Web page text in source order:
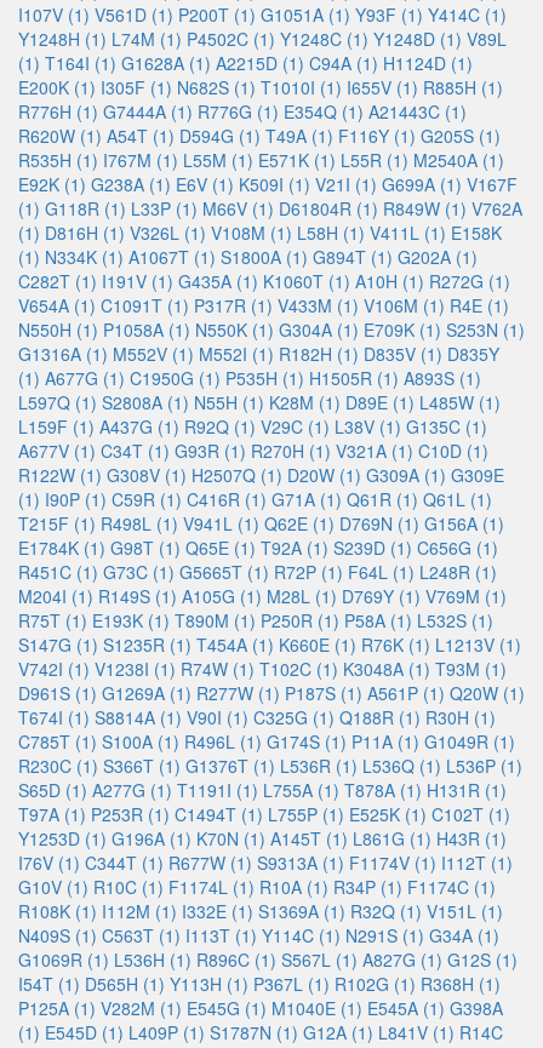
I107V (1) V561D (1) P200T (1) G1051A (1) Y93F (1) Y414C (1)
Y1248H (1) L74M (1) P4502C (1) Y1248C (1) Y1248D (1) V89L
(1) T164I (1) G1628A (1) A2215D (1) C94A (1) H1124D (1)
E200K (1) I305F (1) N682S (1) T1010I (1) I655V (1) R885H (1)
R776H (1) G7444A (1) R776G (1) E354Q (1) A21443C (1)
R620W (1) A54T (1) D594G (1) T49A (1) F116Y (1) G205S (1)
R535H (1) I767M (1) L55M (1) E571K (1) L55R (1) M2540A (1)
E92K (1) G238A (1) E6V (1) K509I (1) V21I (1) G699A (1) V167F
(1) G118R (1) L33P (1) M66V (1) D61804R (1) R849W (1) V762A
(1) D816H (1) V326L (1) V108M (1) L58H (1) V411L (1) E158K
(1) N334K (1) A1067T (1) S1800A (1) G894T (1) G202A (1)
C282T (1) I191V (1) G435A (1) K1060T (1) A10H (1) R272G (1)
V654A (1) C1091T (1) P317R (1) V433M (1) V106M (1) R4E (1)
N550H (1) P1058A (1) N550K (1) G304A (1) E709K (1) S253N (1)
G1316A (1) M552V (1) M552I (1) R182H (1) D835V (1) D835Y
(1) A677G (1) C1950G (1) P535H (1) H1505R (1) A893S (1)
L597Q (1) S2808A (1) N55H (1) K28M (1) D89E (1) L485W (1)
L159F (1) A437G (1) R92Q (1) V29C (1) L38V (1) G135C (1)
A677V (1) C34T (1) G93R (1) R270H (1) V321A (1) C10D (1)
R122W (1) G308V (1) H2507Q (1) D20W (1) G309A (1) G309E
(1) I90P (1) C59R (1) C416R (1) G71A (1) Q61R (1) Q61L (1)
T215F (1) R498L (1) V941L (1) Q62E (1) D769N (1) G156A (1)
E1784K (1) G98T (1) Q65E (1) T92A (1) S239D (1) C656G (1)
R451C (1) G73C (1) G5665T (1) R72P (1) F64L (1) L248R (1)
M204I (1) R149S (1) A105G (1) M28L (1) D769Y (1) V769M (1)
R75T (1) E193K (1) T890M (1) P250R (1) P58A (1) L532S (1)
S147G (1) S1235R (1) T454A (1) K660E (1) R76K (1) L1213V (1)
V742I (1) V1238I (1) R74W (1) T102C (1) K3048A (1) T93M (1)
D961S (1) G1269A (1) R277W (1) P187S (1) A561P (1) Q20W (1)
T674I (1) S8814A (1) V90I (1) C325G (1) Q188R (1) R30H (1)
C785T (1) S100A (1) R496L (1) G174S (1) P11A (1) G1049R (1)
R230C (1) S366T (1) G1376T (1) L536R (1) L536Q (1) L536P (1)
S65D (1) A277G (1) T1191I (1) L755A (1) T878A (1) H131R (1)
T97A (1) P253R (1) C1494T (1) L755P (1) E525K (1) C102T (1)
Y1253D (1) G196A (1) K70N (1) A145T (1) L861G (1) H43R (1)
I76V (1) C344T (1) R677W (1) S9313A (1) F1174V (1) I112T (1)
G10V (1) R10C (1) F1174L (1) R10A (1) R34P (1) F1174C (1)
R108K (1) I112M (1) I332E (1) S1369A (1) R32Q (1) V151L (1)
N409S (1) C563T (1) I113T (1) Y114C (1) N291S (1) G34A (1)
G1069R (1) L536H (1) R896C (1) S567L (1) A827G (1) G12S (1)
I54T (1) D565H (1) Y113H (1) P367L (1) R102G (1) R368H (1)
P125A (1) V282M (1) E545G (1) M1040E (1) E545A (1) G398A
(1) E545D (1) L409P (1) S1787N (1) G12A (1) L841V (1) R14C